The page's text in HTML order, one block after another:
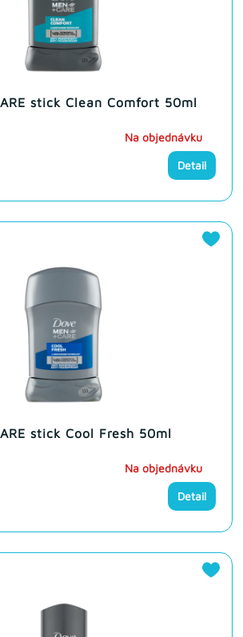
stick Clean Comfort 50ml
Na objednávku
Detail
stick Cool Fresh 50ml
Na objednávku
Detail